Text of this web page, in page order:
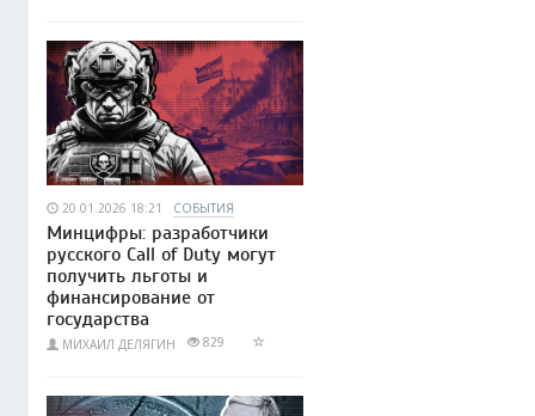
20.01.2026 18:21 СОБЫТИЯ
Минцифры: разработчики
русского Call of Duty могут
получить льготы и
финансирование от
государства
МИХАИЛ ДЕЛЯГИН 829